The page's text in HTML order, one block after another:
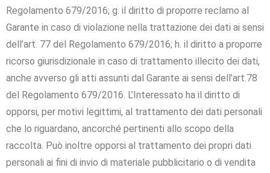
Regolamento 679/2016; g. il diritto di proporre reclamo al
Garante in caso di violazione nella trattazione dei dati ai sensi
dell’art. 77 del Regolamento 679/2016; h. il diritto a proporre
ricorso giurisdizionale in caso di trattamento illecito dei dati,
anche avverso gli atti assunti dal Garante ai sensi dell’art.78
del Regolamento 679/2016. L’Interessato ha il diritto di
opporsi, per motivi legittimi, al trattamento dei dati personali
che lo riguardano, ancorché pertinenti allo scopo della
raccolta. Può inoltre opporsi al trattamento dei propri dati
personali ai fini di invio di materiale pubblicitario o di vendita